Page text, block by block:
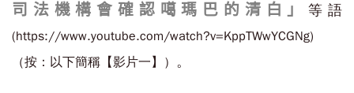
司法機構會確認噶瑪巴的清白」等語
(https://www.youtube.com/watch?v=KppTWwYCGNg)
（按：以下簡稱【影片一】） 。